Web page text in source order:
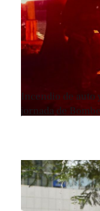
Incendio de auto
jornada de